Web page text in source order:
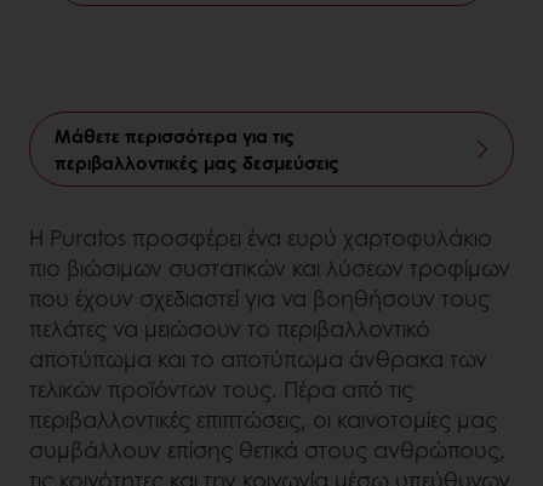
Μάθετε περισσότερα για τις
περιβαλλοντικές μας δεσμεύσεις
Η Puratos προσφέρει ένα ευρύ χαρτοφυλάκιο
πιο βιώσιμων συστατικών και λύσεων τροφίμων
που έχουν σχεδιαστεί για να βοηθήσουν τους
πελάτες να μειώσουν το περιβαλλοντικό
αποτύπωμα και το αποτύπωμα άνθρακα των
τελικών προϊόντων τους. Πέρα από τις
περιβαλλοντικές επιπτώσεις, οι καινοτομίες μας
συμβάλλουν επίσης θετικά στους ανθρώπους,